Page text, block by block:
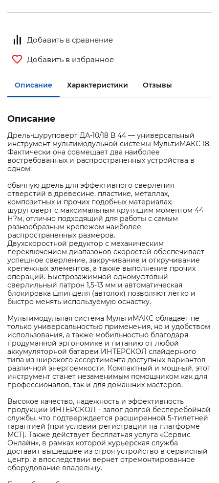
Добавить в сравнение
Добавить в избранное
Описание Характеристики Отзывы
Описание
Дрель-шуруповерт ДА-10/18 В 44 — универсальный
инструмент мультимодульной системы МультиМАКС 18.
Фактически она совмещает два наиболее
востребованных и распространенных устройства в
одном:
обычную дрель для эффективного сверления
отверстий в древесине, пластике, металлах,
композитных и прочих подобных материалах;
шуруповерт с максимальным крутящим моментом 44
Н?м, отлично подходящий для работы с самым
разнообразным крепежом наиболее
распространенных размеров.
Двухскоростной редуктор с механическим
переключением диапазонов скоростей обеспечивает
успешное сверление, закручивание и откручивание
крепежных элементов, а также выполнение прочих
операций. Быстрозажимной одномуфтовый
сверлильный патрон 1,5-13 мм и автоматическая
блокировка шпинделя (автолок) позволяют легко и
быстро менять используемую оснастку.
Мультимодульная система МультиМАКС обладает не
только универсальностью применения, но и удобством
использования, а также мобильностью благодаря
продуманной эргономике и питанию от любой
аккумуляторной батареи ИНТЕРСКОЛ слайдерного
типа из широкого ассортимента доступных вариантов
различной энергоемкости. Компактный и мощный, этот
инструмент станет незаменимым помощником как для
профессионалов, так и для домашних мастеров.
Высокое качество, надежность и эффективность
продукции ИНТЕРСКОЛ – залог долгой бесперебойной
службы, что подтверждается расширенной 5-тилетней
гарантией (при условии регистрации на платформе
МСТ). Также действует бесплатная услуга «Сервис
Онлайн», в рамках которой курьерская служба
доставит вышедшее из строя устройство в сервисный
центр, а впоследствии вернет отремонтированное
оборудование владельцу.